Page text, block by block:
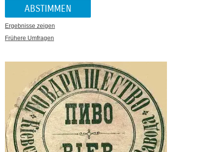
Ergebnisse zeigen
Frühere Umfragen